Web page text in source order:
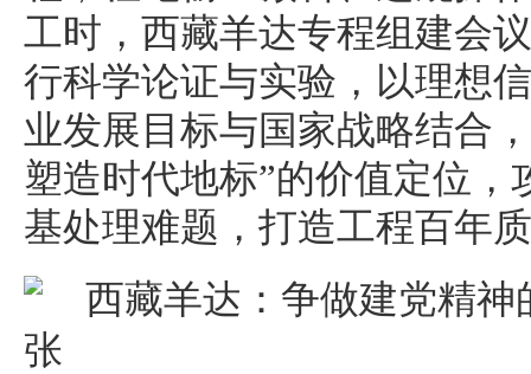
工时，西藏羊达专程组建会
行科学论证与实验，以理想
业发展目标与国家战略结合
塑造时代地标”的价值定位，
基处理难题，打造工程百年